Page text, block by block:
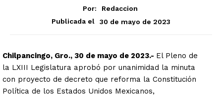
Por:
Redaccion
Publicada el
30 de mayo de 2023
Chilpancingo, Gro., 30 de mayo de 2023.- El Pleno de
la LXIII Legislatura aprobó por unanimidad la minuta
con proyecto de decreto que reforma la Constitución
Política de los Estados Unidos Mexicanos,